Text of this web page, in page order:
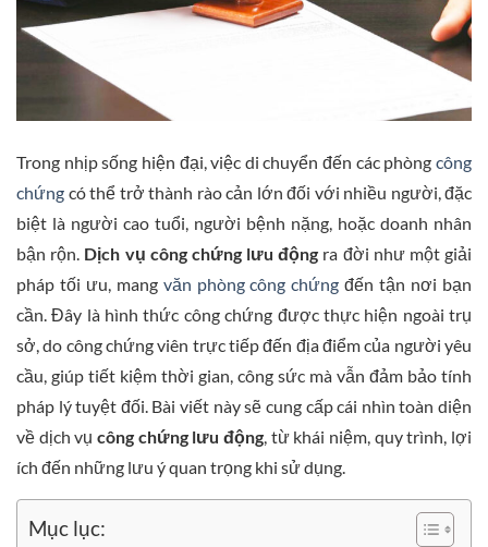
Trong nhịp sống hiện đại, việc di chuyển đến các phòng công
chứng có thể trở thành rào cản lớn đối với nhiều người, đặc
biệt là người cao tuổi, người bệnh nặng, hoặc doanh nhân
bận rộn. Dịch vụ công chứng lưu động ra đời như một giải
pháp tối ưu, mang văn phòng công chứng đến tận nơi bạn
cần. Đây là hình thức công chứng được thực hiện ngoài trụ
sở, do công chứng viên trực tiếp đến địa điểm của người yêu
cầu, giúp tiết kiệm thời gian, công sức mà vẫn đảm bảo tính
pháp lý tuyệt đối. Bài viết này sẽ cung cấp cái nhìn toàn diện
về dịch vụ công chứng lưu động , từ khái niệm, quy trình, lợi
ích đến những lưu ý quan trọng khi sử dụng.
Mục lục: